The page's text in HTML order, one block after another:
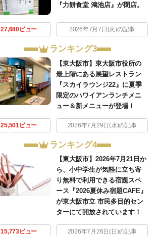
『力餅食堂 鴻池店』が閉店。
27,680ビュー 2026年7月7日(火)の記事
ランキング3
【東大阪市】東大阪市役所の
最上階にある展望レストラン
『スカイラウンジ22』に夏季
限定のハワイアンランチメニ
ュー＆新メニューが登場！
25,501ビュー 2026年7月29日(水)の記事
ランキング4
【東大阪市】2026年7月21日か
ら、小中学生が気軽に立ち寄
り無料で利用できる宿題スペ
ース『2026夏休み宿題CAFE』
が東大阪市立 市民多目的セン
ターにて開放されています！
15,773ビュー 2026年7月26日(日)の記事